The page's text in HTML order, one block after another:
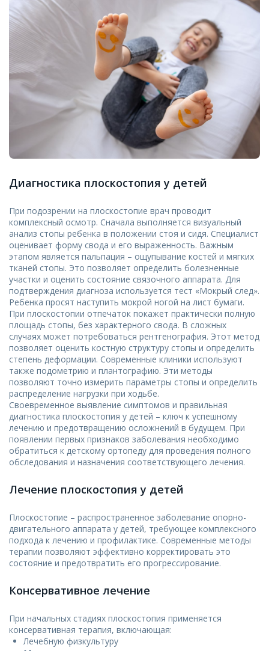
Диагностика плоскостопия у детей
При подозрении на плоскостопие врач проводит
комплексный осмотр. Сначала выполняется визуальный
анализ стопы ребенка в положении стоя и сидя. Специалист
оценивает форму свода и его выраженность. Важным
этапом является пальпация – ощупывание костей и мягких
тканей стопы. Это позволяет определить болезненные
участки и оценить состояние связочного аппарата. Для
подтверждения диагноза используется тест «Мокрый след».
Ребенка просят наступить мокрой ногой на лист бумаги.
При плоскостопии отпечаток покажет практически полную
площадь стопы, без характерного свода. В сложных
случаях может потребоваться рентгенография. Этот метод
позволяет оценить костную структуру стопы и определить
степень деформации. Современные клиники используют
также подометрию и плантографию. Эти методы
позволяют точно измерить параметры стопы и определить
распределение нагрузки при ходьбе.
Своевременное выявление симптомов и правильная
диагностика плоскостопия у детей – ключ к успешному
лечению и предотвращению осложнений в будущем. При
появлении первых признаков заболевания необходимо
обратиться к детскому ортопеду для проведения полного
обследования и назначения соответствующего лечения.
Лечение плоскостопия у детей
Плоскостопие – распространенное заболевание опорно-
двигательного аппарата у детей, требующее комплексного
подхода к лечению и профилактике. Современные методы
терапии позволяют эффективно корректировать это
состояние и предотвратить его прогрессирование.
Консервативное лечение
При начальных стадиях плоскостопия применяется
консервативная терапия, включающая:
Лечебную физкультуру